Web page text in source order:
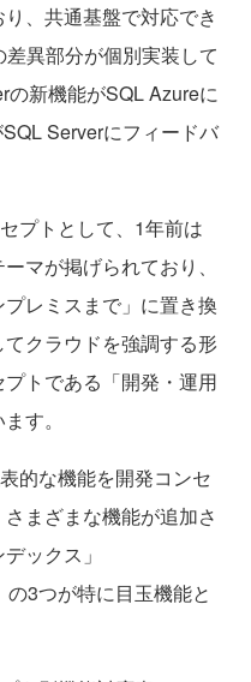
、共通基盤で対応でき
異部分が個別実装して
の新機能がSQL Azureに
Serverにフィードバ
プトとして、1年前は
マが掲げられており、
レミスまで」に置き換
クラウドを強調する形
トである「開発・運用
す。
的な機能を開発コンセ
まざまな機能が追加さ
ックス」
の3つが特に目玉機能と